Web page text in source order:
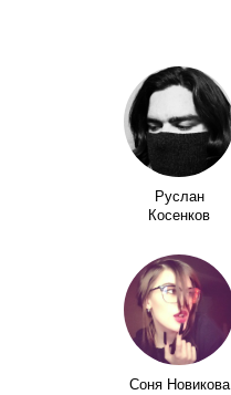
Руслан
Косенков
Соня Новикова